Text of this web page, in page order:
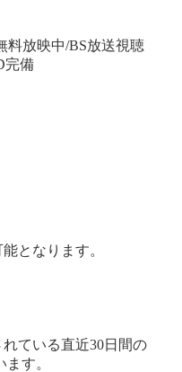
料放映中/BS放送視聴
完備
となります。
ている直近30日間の
す。